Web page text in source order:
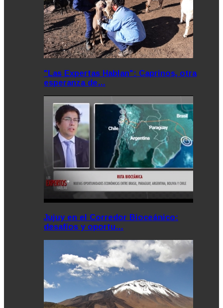
"Las Expertas Hablan": Caprinos, otra
esperanza de…
Jujuy en el Corredor Bioceánico:
desafíos y oportu…